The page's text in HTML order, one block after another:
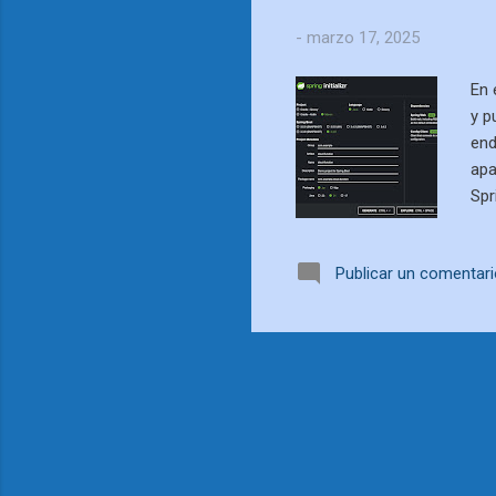
- marzo 17, 2025
En
y
Publicar un